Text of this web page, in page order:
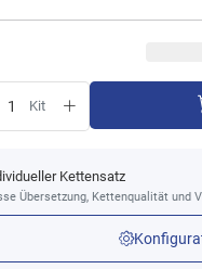
Kit
Kettensatz
Übersetzung, Kettenqualität und